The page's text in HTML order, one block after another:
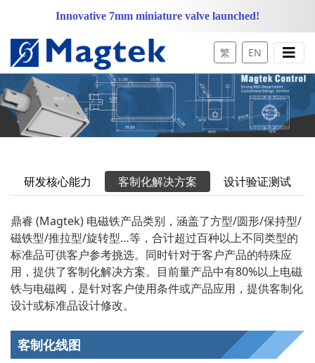
Innovative 7mm miniature valve launched!
繁 EN
研发核心能力 客制化解决方案 设计验证测试
鼎睿 (Magtek) 电磁铁产品类别，涵盖了方型/圆形/保持型/
磁铁型/推拉型/旋转型…等，合计超过百种以上不同类型的
标准品可供客户参考挑选。同时针对于客户产品的特殊应
用，提供了客制化解决方案。目前量产品中有80%以上电磁
铁与电磁阀，是针对客户使用条件或产品应用，提供客制化
设计或标准品设计修改。
客制化线图